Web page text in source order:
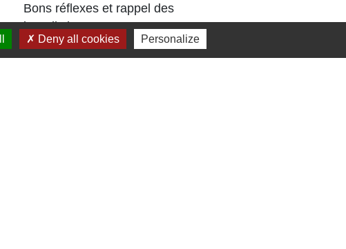
Bons réflexes et rappel des
interdictions
Deny all cookies Personalize